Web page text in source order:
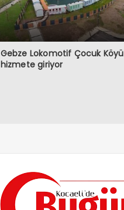
Gebze Lokomotif Çocuk Köyü
hizmete giriyor